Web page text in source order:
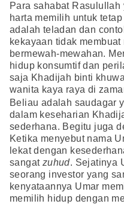
Para sahabat
harta memilih untuk
adalah teladan dan
kekayaan tidak
bermewah-mewahan.
hidup konsumtif dan
saja Khadijah binti
wanita kaya raya di
Beliau adalah saudagar
dalam keseharian
sederhana. Begitu juga
Ketika menyebut nama
lekat dengan
sangat zuhud. Sejatinya
seorang investor yang
kenyataannya Umar
memilih hidup dengan